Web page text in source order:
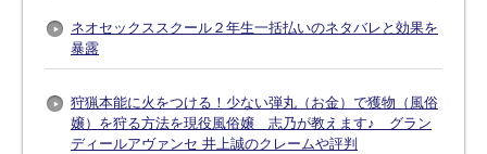
ネオセックススクール２年生一括払いのネタバレと効果を
暴露
狩猟本能に火をつける！少ない弾丸（お金）で獲物（風俗
嬢）を狩る方法を現役風俗嬢 志乃が教えます♪ グラン
ディールアヴァンセ 井上誠のクレームや評判